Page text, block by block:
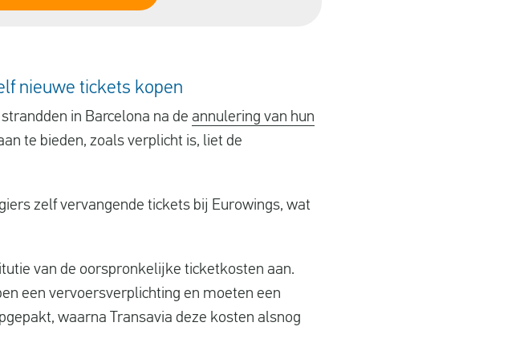
nieuwe tickets kopen
in Barcelona na de annulering van hun
te bieden, zoals verplicht is, liet de
zelf vervangende tickets bij Eurowings, wat
van de oorspronkelijke ticketkosten aan.
een vervoersverplichting en moeten een
waarna Transavia deze kosten alsnog